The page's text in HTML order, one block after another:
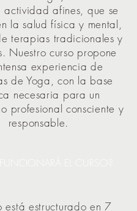
actividad afines, que se
la salud física y mental,
terapias tradicionales y
Nuestro curso propone
experiencia de
de Yoga, con la base
necesaria para un
profesional consciente y
responsable.
está estructurado en 7